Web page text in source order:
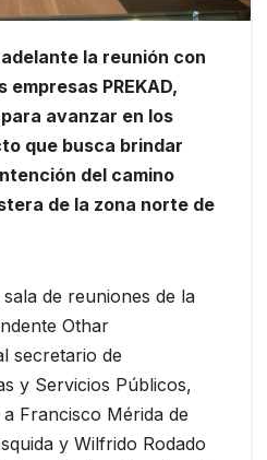
la reunión con
PREKAD,
avanzar en los
que busca brindar
del camino
de la zona norte de
de reuniones de la
Othar
secretario de
y Servicios Públicos,
Francisco Mérida de
y Wilfrido Rodado